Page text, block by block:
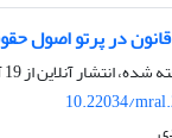
در پرتو اصول
شده، انتشار آنلاین از19 آبان 1404
10.22034/